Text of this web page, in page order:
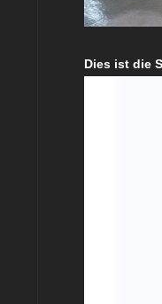
Dies ist die